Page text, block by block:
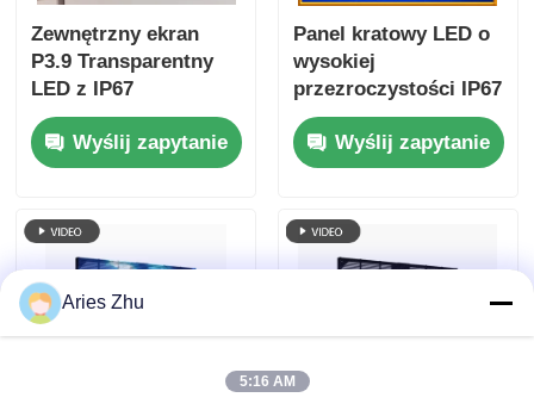
Zewnętrzny ekran
P3.9 Transparentny
LED z IP67
wodoodporny i 4000-
4500cd Jasność dla
wysokiej jasności
Digital Signage
Wyślij zapytanie
Panel kratowy LED o
wysokiej
przezroczystości IP67
i jasności 5000cd do
ekranu reklamy
zewnętrznej
Wyślij zapytanie
Aries Zhu
5:16 AM